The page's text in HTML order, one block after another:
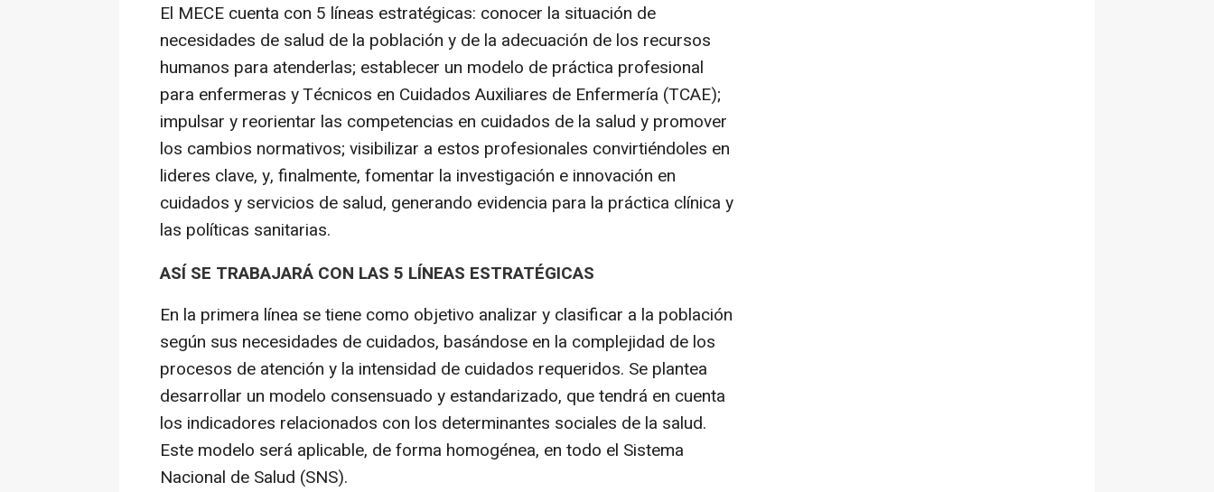
El MECE cuenta con 5 líneas estratégicas: conocer la situación de
necesidades de salud de la población y de la adecuación de los recursos
humanos para atenderlas; establecer un modelo de práctica profesional
para enfermeras y Técnicos en Cuidados Auxiliares de Enfermería (TCAE);
impulsar y reorientar las competencias en cuidados de la salud y promover
los cambios normativos; visibilizar a estos profesionales convirtiéndoles en
lideres clave, y, finalmente, fomentar la investigación e innovación en
cuidados y servicios de salud, generando evidencia para la práctica clínica y
las políticas sanitarias.
ASÍ SE TRABAJARÁ CON LAS 5 LÍNEAS ESTRATÉGICAS
En la primera línea se tiene como objetivo analizar y clasificar a la población
según sus necesidades de cuidados, basándose en la complejidad de los
procesos de atención y la intensidad de cuidados requeridos. Se plantea
desarrollar un modelo consensuado y estandarizado, que tendrá en cuenta
los indicadores relacionados con los determinantes sociales de la salud.
Este modelo será aplicable, de forma homogénea, en todo el Sistema
Nacional de Salud (SNS).